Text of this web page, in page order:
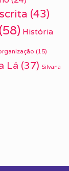
(43)
(58) História
(15)
Lá (37) Silvana